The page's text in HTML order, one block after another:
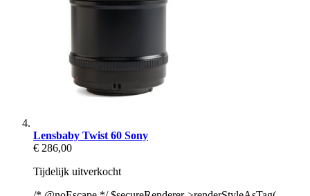
Lensbaby Twist 60 Sony
€ 286,00
Tijdelijk uitverkocht